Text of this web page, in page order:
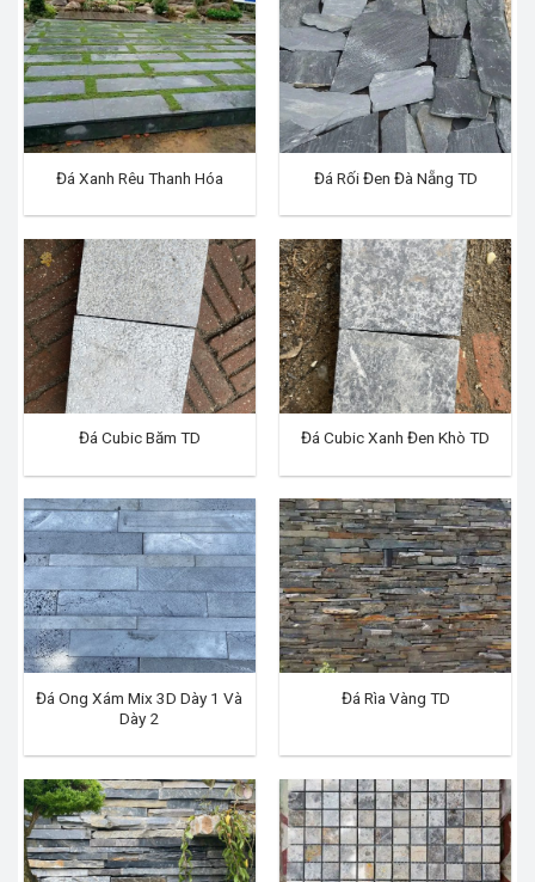
Đá Xanh Rêu Thanh Hóa Đá Rối Đen Đà Nẵng TD
Đá Cubic Băm TD Đá Cubic Xanh Đen Khò TD
Đá Ong Xám Mix 3D Dày 1 Và
Dày 2
Đá Rìa Vàng TD